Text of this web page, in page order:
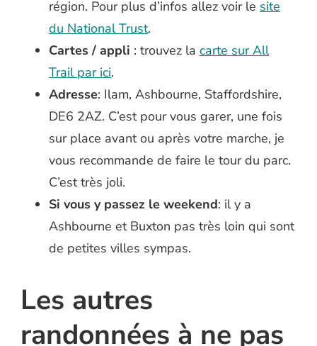
région. Pour plus d’infos allez voir le site
du National Trust.
Cartes / appli : trouvez la carte sur All
Trail par ici.
Adresse: Ilam, Ashbourne, Staffordshire,
DE6 2AZ. C’est pour vous garer, une fois
sur place avant ou après votre marche, je
vous recommande de faire le tour du parc.
C’est très joli.
Si vous y passez le weekend: il y a
Ashbourne et Buxton pas très loin qui sont
de petites villes sympas.
Les autres
randonnées à ne pas